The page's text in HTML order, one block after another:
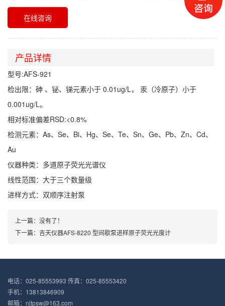
在线咨询
产品详情
型号:AFS-921
检出限：砷 、铋、锑元素小于 0.01ug/L， 汞（冷原子）小于
0.001ug/L。
相对标准偏差RSD:<0.8%
检测元素：As、Se、Bi、Hg、Se、Te、Sn、Ge、Pb、Zn、Cd、
Au
仪器种类：多道原子荧光光谱仪
线性范围：大于三个数量级
进样方式：双顺序注射泵
上一篇：没有了！
下一篇： 吉天仪器AFS-8220 型间歇泵进样原子荧光光度计
电话：025-85553993 传真：025-85553420
手机：13813846909
邮箱：njtpsw@163.com